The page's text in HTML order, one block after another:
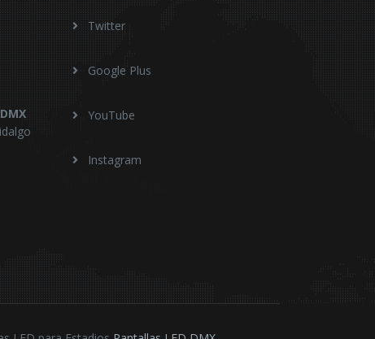
Twitter
Google Plus
YouTube
Instagram